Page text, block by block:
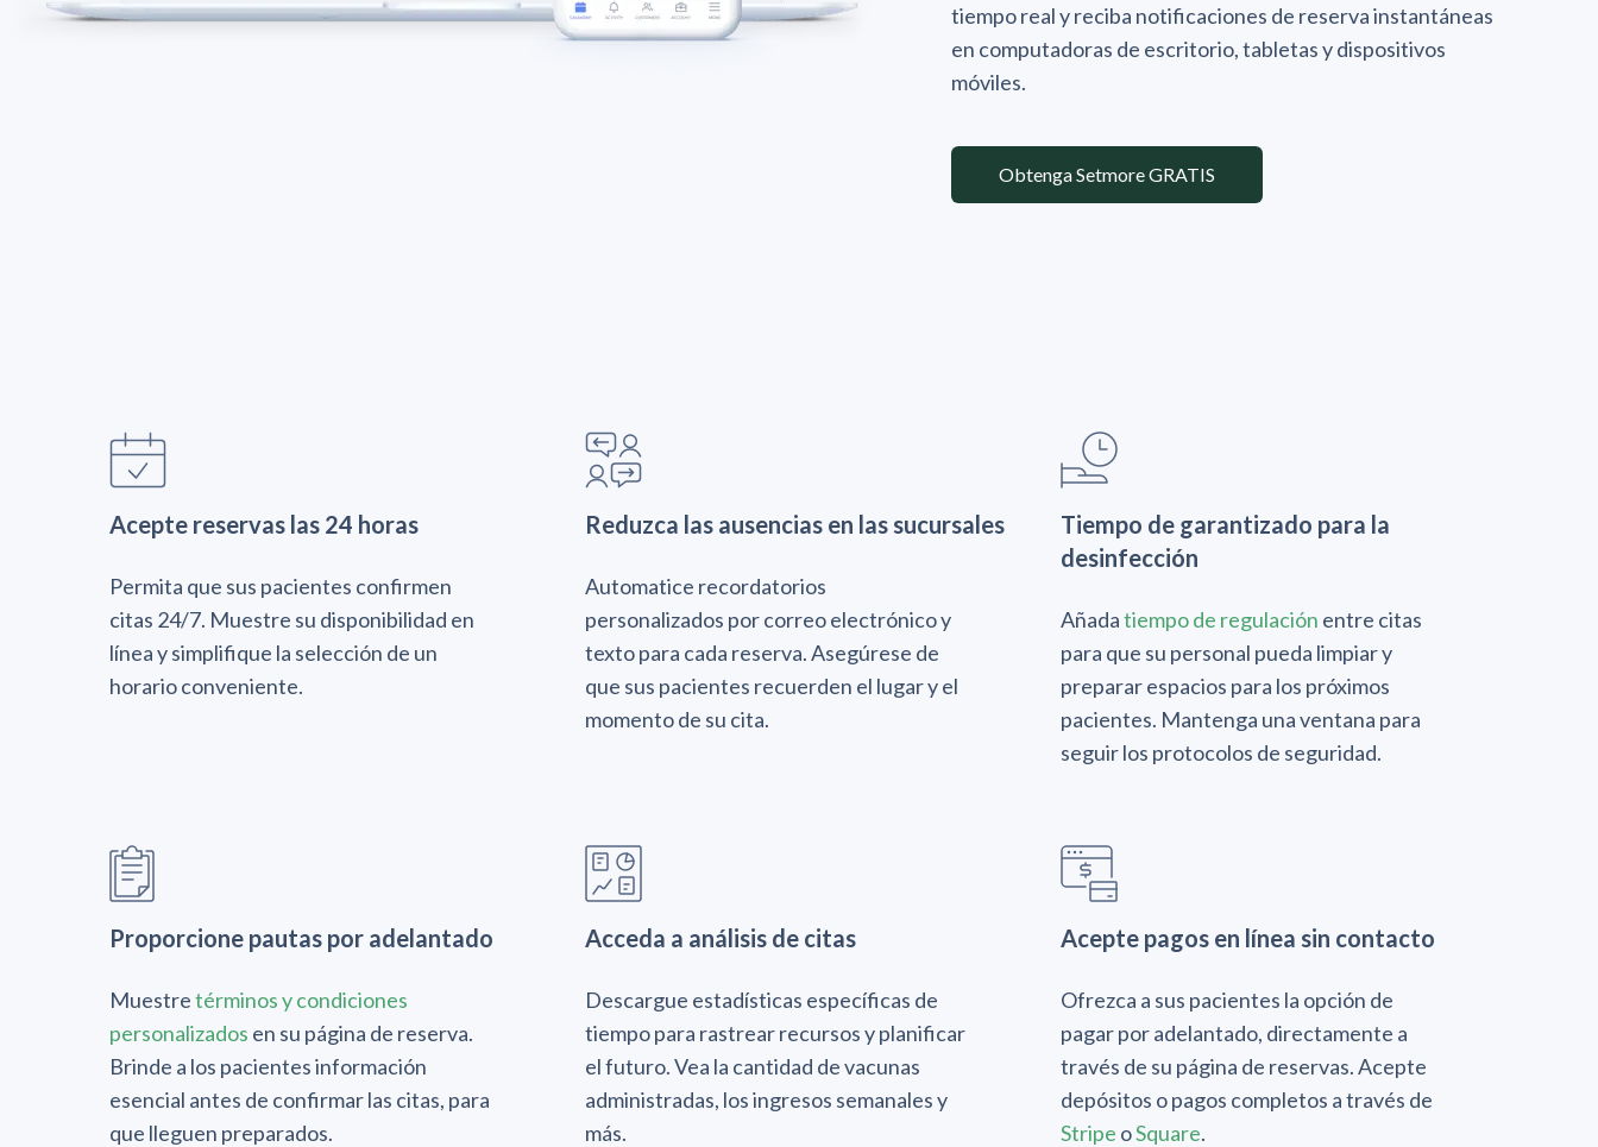
tiempo real y reciba notificaciones de reserva instantáneas
en computadoras de escritorio, tabletas y dispositivos
móviles.
Obtenga Setmore GRATIS
Acepte reservas las 24 horas
Permita que sus pacientes confirmen
citas 24/7. Muestre su disponibilidad en
línea y simplifique la selección de un
horario conveniente.
Reduzca las ausencias en las sucursales
Automatice recordatorios
personalizados por correo electrónico y
texto para cada reserva. Asegúrese de
que sus pacientes recuerden el lugar y el
momento de su cita.
Tiempo de garantizado para la
desinfección
Añadatiempo de regulación entre citas
para que su personal pueda limpiar y
preparar espacios para los próximos
pacientes. Mantenga una ventana para
seguir los protocolos de seguridad.
Proporcione pautas por adelantado
Muestretérminos y condiciones
personalizados en su página de reserva.
Brinde a los pacientes información
esencial antes de confirmar las citas, para
que lleguen preparados.
Acceda a análisis de citas
Descargue estadísticas específicas de
tiempo para rastrear recursos y planificar
el futuro. Vea la cantidad de vacunas
administradas, los ingresos semanales y
más.
Acepte pagos en línea sin contacto
Ofrezca a sus pacientes la opción de
pagar por adelantado, directamente a
través de su página de reservas. Acepte
depósitos o pagos completos a través de
Stripe oSquare.